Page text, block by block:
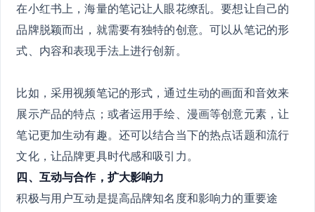
在小红书上，海量的笔记让人眼花缭乱。要想让自己的
品牌脱颖而出，就需要有独特的创意。可以从笔记的形
式、内容和表现手法上进行创新。
比如，采用视频笔记的形式，通过生动的画面和音效来
展示产品的特点；或者运用手绘、漫画等创意元素，让
笔记更加生动有趣。还可以结合当下的热点话题和流行
文化，让品牌更具时代感和吸引力。
四、互动与合作，扩大影响力
积极与用户互动是提高品牌知名度和影响力的重要途